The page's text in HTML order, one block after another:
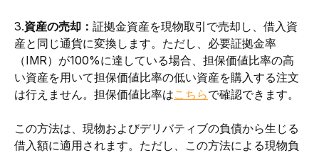
3.資産の売却： 証拠金資産を現物取引で売却し、借入資
産と同じ通貨に変換します。ただし、必要証拠金率
（IMR）が100%に達している場合、 担保価値比率の高
い資産を用いて担保価値比率の低い資産を購入する注文
は行えません。担保価値比率はこちらで確認できます。
この方法は、現物およびデリバティブの負債から生じる
借入額に適用されます。ただし、この方法による現物負